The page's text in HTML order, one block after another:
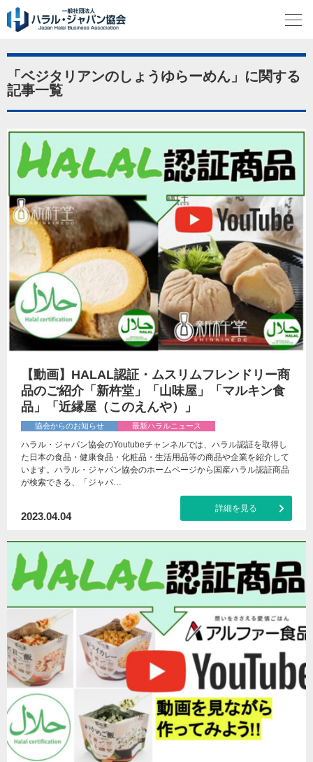
「ベジタリアンのしょうゆらーめん」に関する
記事一覧
【動画】HALAL認証・ムスリムフレンドリー商
品のご紹介「新杵堂」「山味屋」「マルキン食
品」「近縁屋（このえんや）」
協会からのお知らせ 最新ハラルニュース
ハラル・ジャパン協会のYoutubeチャンネルでは、ハラル認証を取得し
た日本の食品・健康食品・化粧品・生活用品等の商品や企業を紹介して
います。ハラル・ジャパン協会のホームページから国産ハラル認証商品
が検索できる、「ジャパ…
2023.04.04
詳細を見る